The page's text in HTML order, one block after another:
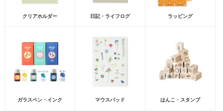
クリアホルダー 日記・ライフログ ラッピング
ガラスペン・インク マウスパッド はんこ・スタンプ